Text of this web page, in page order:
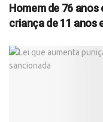
Homem de 76
criança de 11 anos